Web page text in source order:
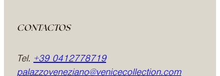
CONTACTOS
Tel. +39 0412778719
palazzoveneziano@venicecollection.com